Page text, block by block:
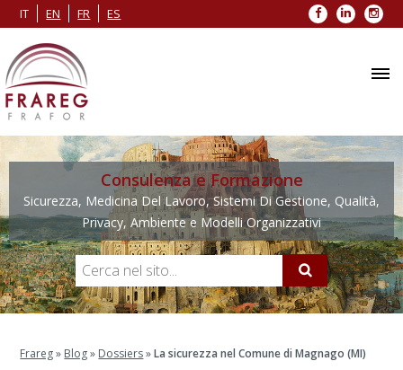
IT EN FR ES Facebook
LinkedIn
Consulenza e Formazione
Sicurezza, Medicina Del Lavoro, Sistemi Di Gestione, Qualità,
Privacy, Ambiente e Modelli Organizzativi
Frareg» Blog» Dossiers»La sicurezza nel Comune di Magnago (MI)